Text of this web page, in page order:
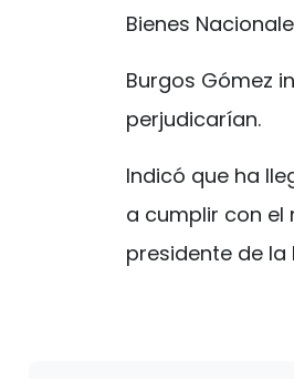
Bienes
Burgos Gómez
perjudicarían.
Indicó que ha
a cumplir con
presidente de la